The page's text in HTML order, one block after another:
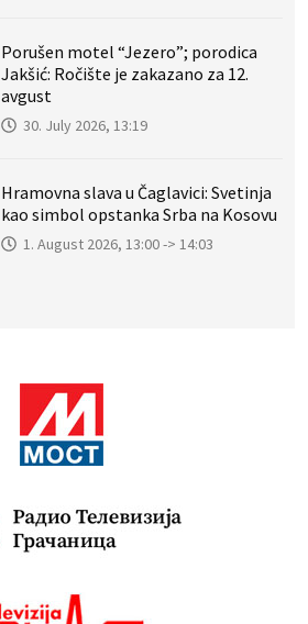
Porušen motel “Jezero”; porodica
Jakšić: Ročište je zakazano za 12.
avgust
30. July 2026, 13:19
Hramovna slava u Čaglavici: Svetinja
kao simbol opstanka Srba na Kosovu
1. August 2026, 13:00 -> 14:03